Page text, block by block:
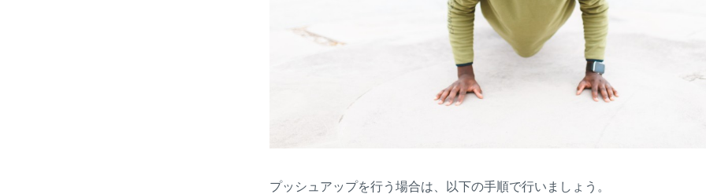
プッシュアップを行う場合は、以下の手順で行いましょう。